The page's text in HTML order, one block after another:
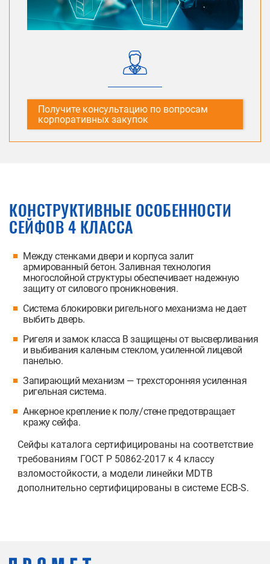
Получите консультацию по вопросам
корпоративных закупок
КОНСТРУКТИВНЫЕ ОСОБЕННОСТИ
СЕЙФОВ 4 КЛАССА
Между стенками двери и корпуса залит
армированный бетон. Заливная технология
многослойной структуры обеспечивает надежную
защиту от силового проникновения.
Система блокировки ригельного механизма не дает
выбить дверь.
Ригеля и замок класса B защищены от высверливания
и выбивания каленым стеклом, усиленной лицевой
панелью.
Запирающий механизм — трехсторонняя усиленная
ригельная система.
Анкерное крепление к полу/стене предотвращает
кражу сейфа.
Сейфы каталога сертифицированы на соответствие
требованиям ГОСТ Р 50862-2017 к 4 классу
взломостойкости, а модели линейки MDTB
дополнительно сертифицированы в системе ECB-S.